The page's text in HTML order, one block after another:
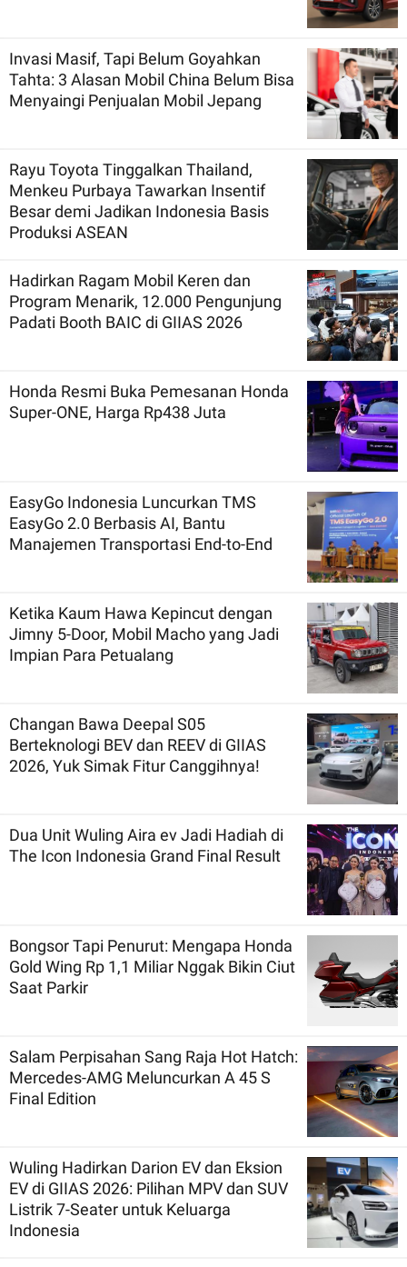
Invasi Masif, Tapi Belum Goyahkan
Tahta: 3 Alasan Mobil China Belum Bisa
Menyaingi Penjualan Mobil Jepang
Rayu Toyota Tinggalkan Thailand,
Menkeu Purbaya Tawarkan Insentif
Besar demi Jadikan Indonesia Basis
Produksi ASEAN
Hadirkan Ragam Mobil Keren dan
Program Menarik, 12.000 Pengunjung
Padati Booth BAIC di GIIAS 2026
Honda Resmi Buka Pemesanan Honda
Super-ONE, Harga Rp438 Juta
EasyGo Indonesia Luncurkan TMS
EasyGo 2.0 Berbasis AI, Bantu
Manajemen Transportasi End-to-End
Ketika Kaum Hawa Kepincut dengan
Jimny 5-Door, Mobil Macho yang Jadi
Impian Para Petualang
Changan Bawa Deepal S05
Berteknologi BEV dan REEV di GIIAS
2026, Yuk Simak Fitur Canggihnya!
Dua Unit Wuling Aira ev Jadi Hadiah di
The Icon Indonesia Grand Final Result
Bongsor Tapi Penurut: Mengapa Honda
Gold Wing Rp 1,1 Miliar Nggak Bikin Ciut
Saat Parkir
Salam Perpisahan Sang Raja Hot Hatch:
Mercedes-AMG Meluncurkan A 45 S
Final Edition
Wuling Hadirkan Darion EV dan Eksion
EV di GIIAS 2026: Pilihan MPV dan SUV
Listrik 7-Seater untuk Keluarga
Indonesia